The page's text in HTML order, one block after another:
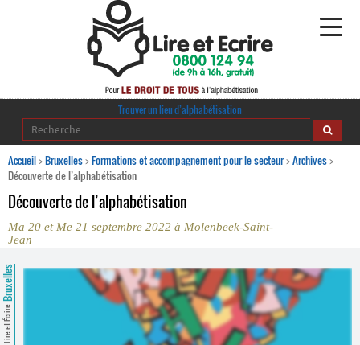
Alphabétisation
Regards croisés
journaldelalpha.be
Ressources pédagogiques
Espace presse
Trouver un lieu d’alphabétisation
Accueil>Bruxelles>Formations et accompagnement pour le secteur>Archives>
Découverte de l’alphabétisation
Découverte de l’alphabétisation
Ma 20 et Me 21 septembre 2022 à Molenbeek-Saint-
Jean
Lire et Écrire
Bruxelles